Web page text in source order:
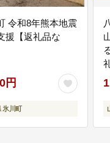
令和8年熊本地震
援【返礼品な
円
氷川町